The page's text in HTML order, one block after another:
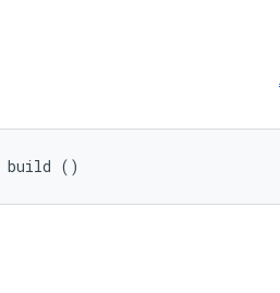
build ()